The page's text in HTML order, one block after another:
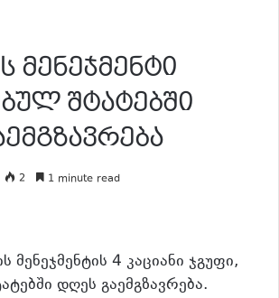
მენეჯმენტი
შტატებში
2 1 minute read
4 კაციანი ჯგუფი,
დღეს გაემგზავრება.